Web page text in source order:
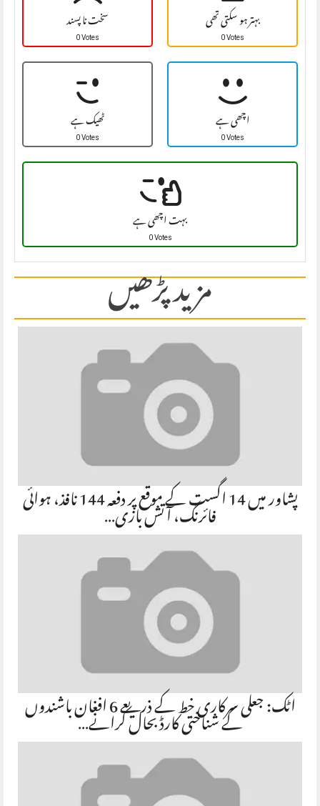
سخت نا پسند
0 Votes بہتر ہو سکتی تھی
0 Votes
ٹھیک ہے
0 Votes اچھی ہے
0 Votes
بہت اچھی ہے
0 Votes
مزید پڑھیں
پشاور میں 14 اگست کے موقع پر دفعہ 144 نافذ، ہوائی فائرنگ، آتش بازی…
اٹک: جعلی سرکاری خط کے ذریعے 6 افغان باشندوںکے شناختی کارڈ بحال کرانے…